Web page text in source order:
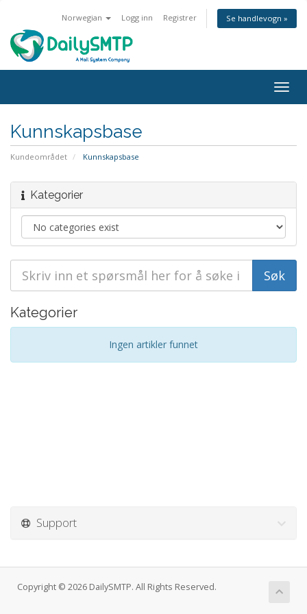
Norwegian Logg inn Registrer Se handlevogn »
Kunnskapsbase
Kundeområdet Kunnskapsbase
Kategorier
Kategorier
Ingen artikler funnet
Support
Copyright © 2026 DailySMTP. All Rights Reserved.